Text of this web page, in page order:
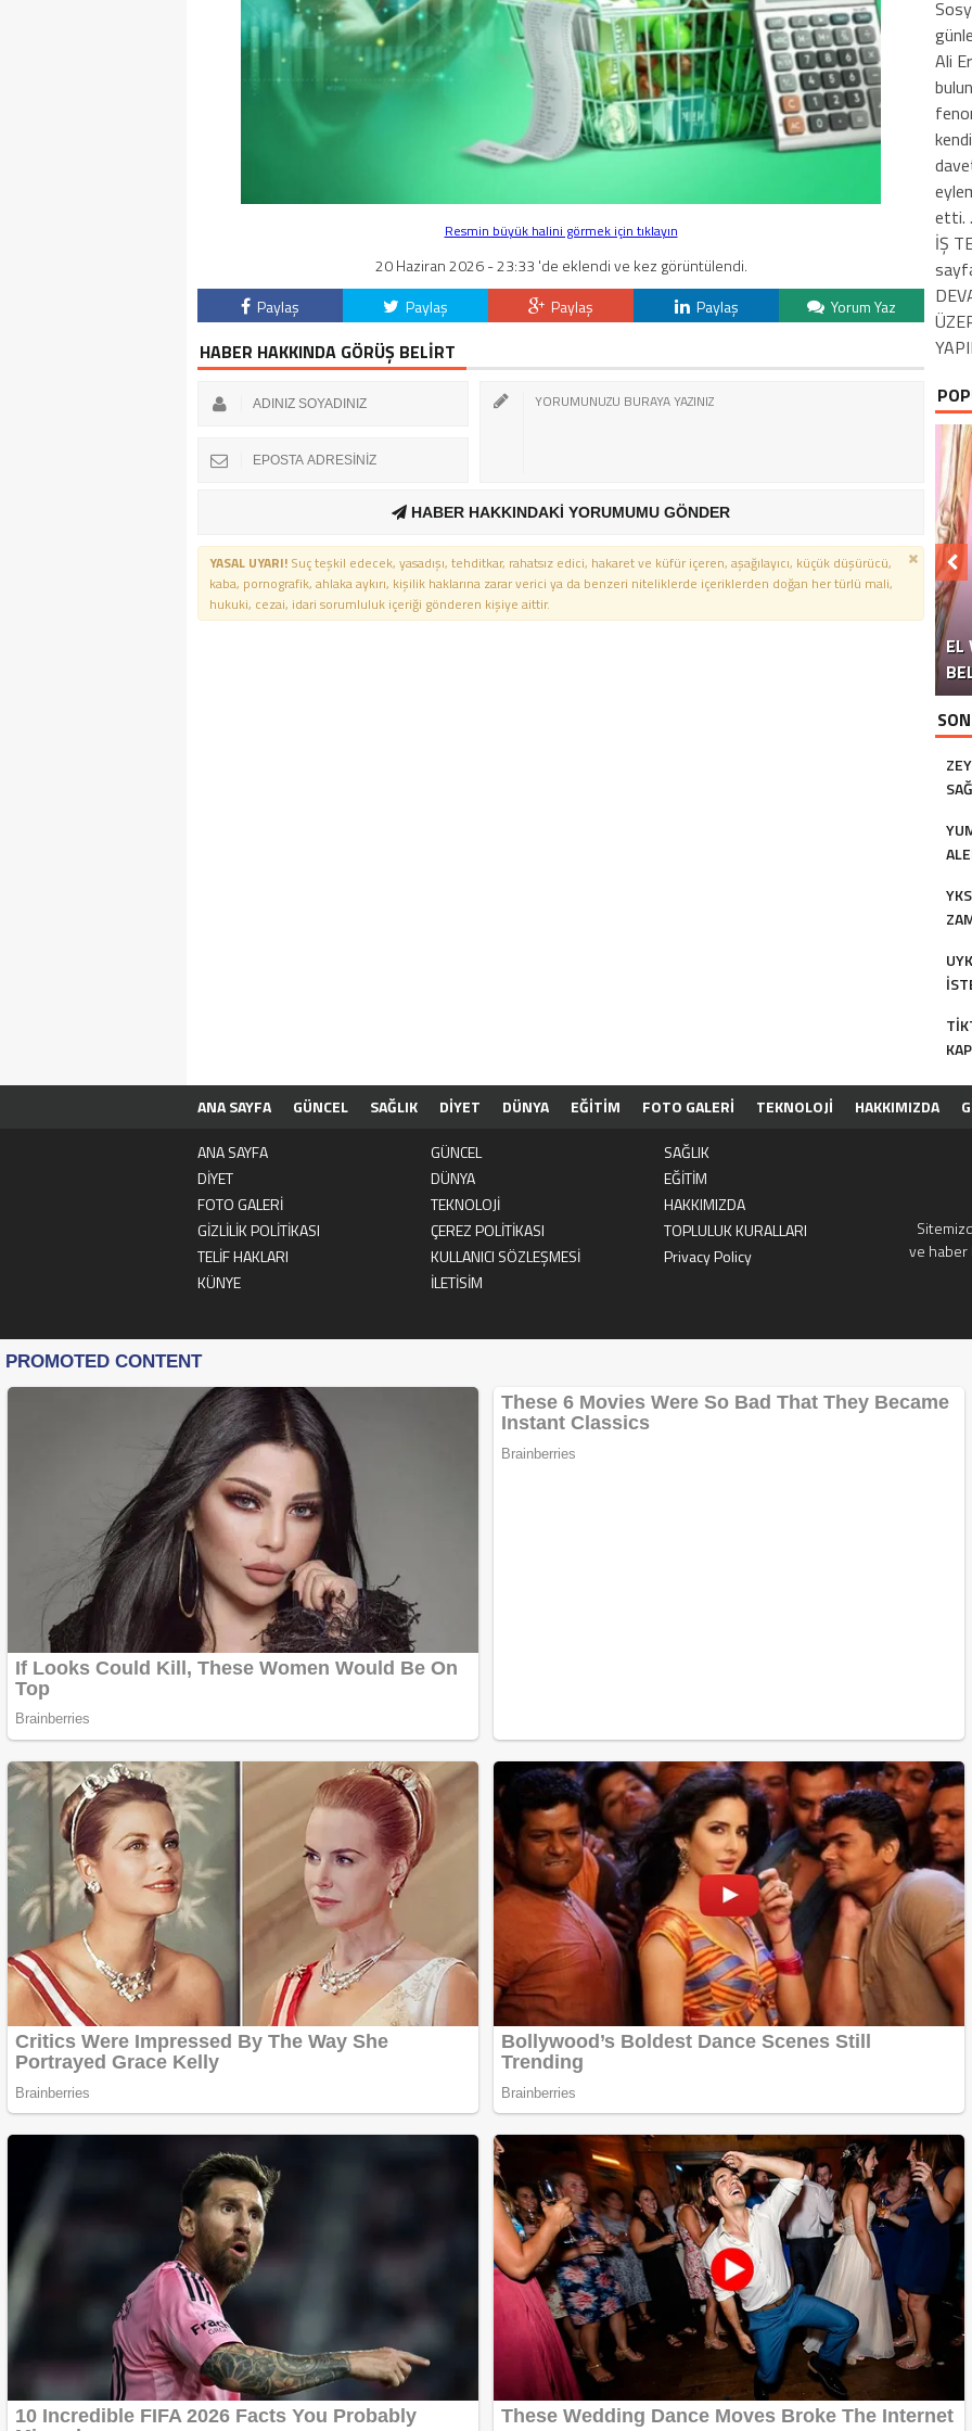
Resmin büyük halini görmek için tıklayın
20 Haziran 2026 - 23:33 'de eklendi ve kez görüntülendi.
Paylaş
Paylaş Paylaş Paylaş Yorum Yaz
HABER HAKKINDA GÖRÜŞ BELİRT
HABER HAKKINDAKİ YORUMUMU GÖNDER
YASAL UYARI! Suç teşkil edecek, yasadışı, tehditkar, rahatsız edici, hakaret ve küfür içeren, aşağılayıcı, küçük düşürücü,
kaba, pornografik, ahlaka aykırı, kişilik haklarına zarar verici ya da benzeri niteliklerde içeriklerden doğan her türlü mali,
hukuki, cezai, idari sorumluluk içeriği gönderen kişiye aittir.
Ali
etti.
İŞ
EL
ANA SAYFA
GÜNCEL SAĞLIK DİYET DÜNYA EĞİTİM FOTO GALERİ TEKNOLOJİ HAKKIMIZDA
ÇEREZ POLİTİKASI
TOPLULUK KURALLARI KULLANICI SÖZLEŞMESİ
ANA SAYFA GÜNCEL
SAĞLIK
DİYET
DÜNYA
EĞİTİM
FOTO GALERİ
TEKNOLOJİ
HAKKIMIZDA
GİZLİLİK POLİTİKASI
ÇEREZ POLİTİKASI
TOPLULUK KURALLARI
TELİF HAKLARI
KULLANICI SÖZLEŞMESİ
Privacy Policy
KÜNYE
İLETİSİM
ve haber